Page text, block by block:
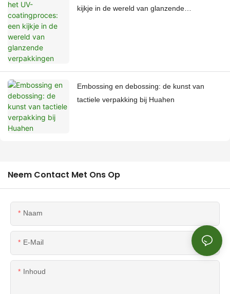
kijkje in de wereld van glanzende
Embossing en debossing: de kunst van
tactiele verpakking bij Huahen
Neem Contact Met Ons Op
Naam
E-Mail
Inhoud